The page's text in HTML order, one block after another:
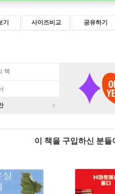
기 사이즈비교 공유하기
책
이 책을 구입하신 분